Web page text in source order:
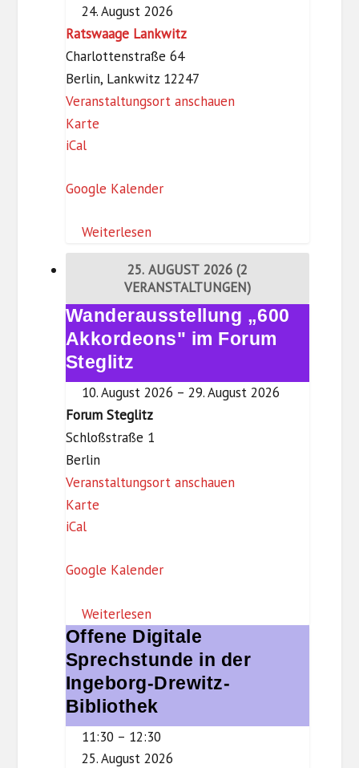
24. August 2026
Ratswaage Lankwitz
Charlottenstraße 64
Berlin, Lankwitz 12247
Veranstaltungsort anschauen
KarteR
s
a
a
e
L
a
n
k
w
i
t
z
iCal
Google Kalender
Weiterlesen
25. AUGUST 2026 (2
VERANSTALTUNGEN)
Wanderausstellung
„600
Akkordeons"
im
Wanderausstellung „600
Akkordeons" im Forum
Steglitz
10. August 2026 – 29. August 2026
Forum Steglitz
Schloßstraße 1
Berlin
Veranstaltungsort anschauen
KarteF
u
S
t
e
g
i
t
iCal
Google Kalender
Weiterlesen
Offene
Digitale
Sprechstunde
in
der
Ingeborg-
Offene Digitale
Sprechstunde in der
Ingeborg-Drewitz-
Bibliothek
11:30 – 12:30
25. August 2026